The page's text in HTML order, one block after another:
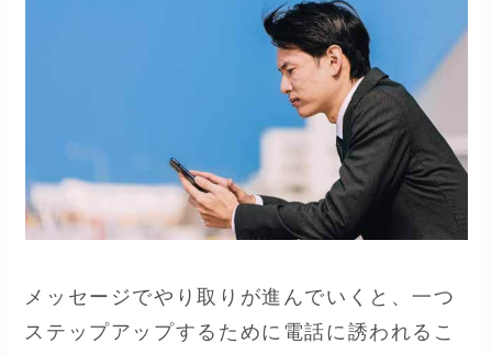
メッセージでやり取りが進んでいくと、一つ
ステップアップするために電話に誘われるこ